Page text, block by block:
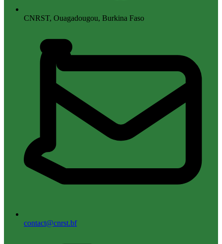
CNRST, Ouagadougou, Burkina Faso
contact@cnrst.bf